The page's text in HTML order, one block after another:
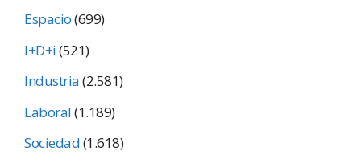
Espacio(699)
I+D+i(521)
Industria(2.581)
Laboral(1.189)
Sociedad(1.618)